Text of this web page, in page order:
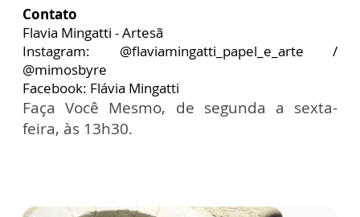
Contato
Flavia Mingatti - Artesã
Instagram: @flaviamingatti_papel_e_arte /
@mimosbyre
Facebook: Flávia Mingatti
Faça Você Mesmo, de segunda a sexta-
feira, às 13h30.